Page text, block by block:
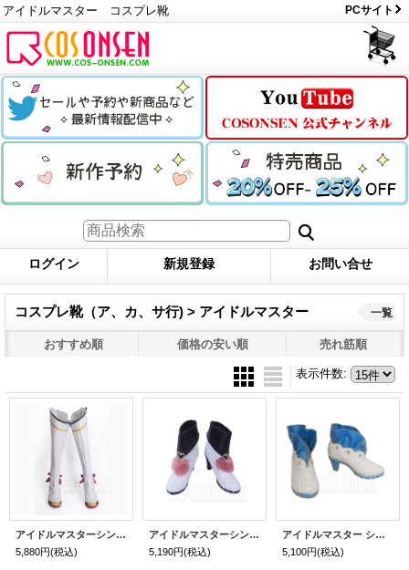
アイドルマスター コスプレ靴 PCサイト
ログイン 新規登録 お問い合せ
コスプレ靴（ア、カ、サ行) > アイドルマスター 一覧
おすすめ順 価格の安い順 売れ筋順
表示件数:
アイドルマスターシンデレラガールズ 四条貴音 コスプレ靴
5,880円(税込)
アイドルマスターシンデレラガールズ 宮本 フレデリカ コスプレ靴
5,190円(税込)
アイドルマスター シンデレラガールズ スターライトステージ 全員 神崎蘭子 双葉杏 渋谷凛 島村卯月 コスプレ靴
5,100円(税込)